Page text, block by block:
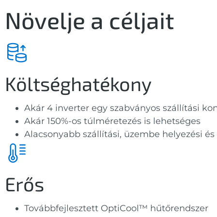
Növelje a céljait
Költséghatékony
Akár 4 inverter egy szabványos szállítási
Akár 150%-os túlméretezés is lehetséges
Alacsonyabb szállítási, üzembe helyezési
Erős
Továbbfejlesztett OptiCool™ hűtőrendszer